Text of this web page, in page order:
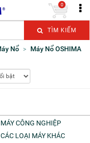
TÌM KIẾM
0
Máy Nổ
Máy Nổ OSHIMA
3 MÁY CÔNG NGHIỆP
7 CÁC LOẠI MÁY KHÁC